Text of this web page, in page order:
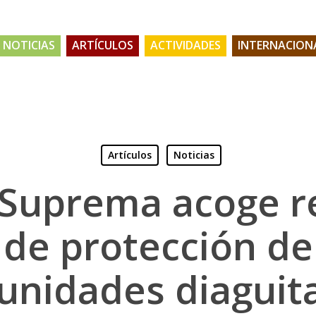
NOTICIAS ARTÍCULOS ACTIVIDADES
Artículos Noticias
acoge
de protección de